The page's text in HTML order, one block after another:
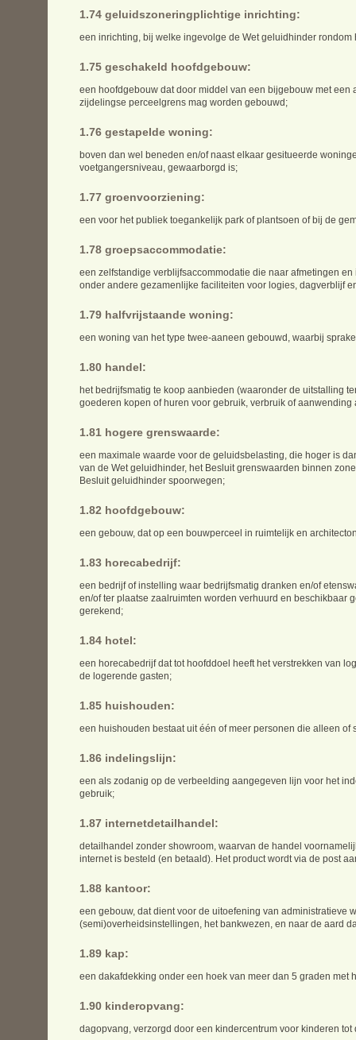
1.74 geluidszoneringplichtige inrichting:
een inrichting, bij welke ingevolge de Wet geluidhinder
1.75 geschakeld hoofdgebouw:
een hoofdgebouw dat door middel van een bijgebouw met
zijdelingse perceelgrens mag worden gebouwd;
1.76 gestapelde woning:
boven dan wel beneden en/of naast elkaar gesitueerde
voetgangersniveau, gewaarborgd is;
1.77 groenvoorziening:
een voor het publiek toegankelijk park of plantsoen of bij de
1.78 groepsaccommodatie:
een zelfstandige verblijfsaccommodatie die naar afmetingen
onder andere gezamenlijke faciliteiten voor logies, dagverblijf
1.79 halfvrijstaande woning:
een woning van het type twee-aaneen gebouwd, waarbij
1.80 handel:
het bedrijfsmatig te koop aanbieden (waaronder de uitstalling
goederen kopen of huren voor gebruik, verbruik of
1.81 hogere grenswaarde:
een maximale waarde voor de geluidsbelasting, die hoger is
van de Wet geluidhinder, het Besluit grenswaarden binnen
Besluit geluidhinder spoorwegen;
1.82 hoofdgebouw:
een gebouw, dat op een bouwperceel in ruimtelijk en
1.83 horecabedrijf:
een bedrijf of instelling waar bedrijfsmatig dranken en/of
en/of ter plaatse zaalruimten worden verhuurd en beschikbaar
gerekend;
1.84 hotel:
een horecabedrijf dat tot hoofddoel heeft het verstrekken van
de logerende gasten;
1.85 huishouden:
een huishouden bestaat uit één of meer personen die alleen
1.86 indelingslijn:
een als zodanig op de verbeelding aangegeven lijn voor het
gebruik;
1.87 internetdetailhandel:
detailhandel zonder showroom, waarvan de handel
internet is besteld (en betaald). Het product wordt via de post
1.88 kantoor:
een gebouw, dat dient voor de uitoefening van
(semi)overheidsinstellingen, het bankwezen, en naar de aard
1.89 kap:
een dakafdekking onder een hoek van meer dan 5 graden met
1.90 kinderopvang:
dagopvang, verzorgd door een kindercentrum voor kinderen